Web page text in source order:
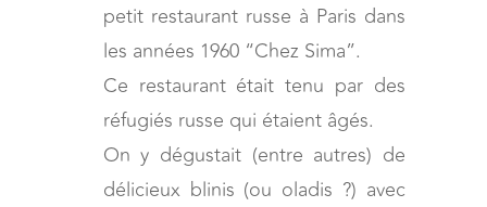
petit restaurant russe à Paris dans
les années 1960 “Chez Sima”.
Ce restaurant était tenu par des
réfugiés russe qui étaient âgés.
On y dégustait (entre autres) de
délicieux blinis (ou oladis ?) avec